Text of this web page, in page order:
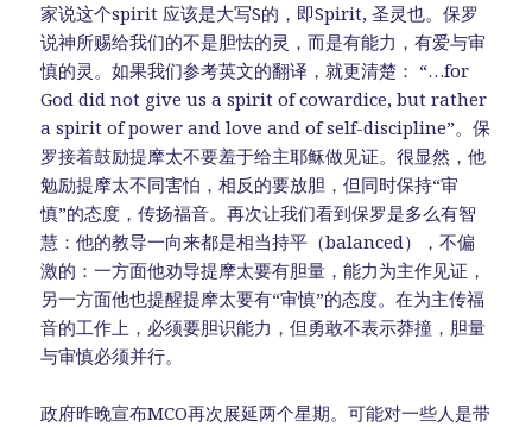
家说这个spirit 应该是大写S的，即Spirit, 圣灵也。保罗
说神所赐给我们的不是胆怯的灵，而是有能力，有爱与审
慎的灵。如果我们参考英文的翻译，就更清楚： “…for
God did not give us a spirit of cowardice, but rather
a spirit of power and love and of self-discipline”。保
罗接着鼓励提摩太不要羞于给主耶稣做见证。很显然，他
勉励提摩太不同害怕，相反的要放胆，但同时保持“审
慎”的态度，传扬福音。再次让我们看到保罗是多么有智
慧：他的教导一向来都是相当持平（balanced），不偏
激的：一方面他劝导提摩太要有胆量，能力为主作见证，
另一方面他也提醒提摩太要有“审慎”的态度。在为主传福
音的工作上，必须要胆识能力，但勇敢不表示莽撞，胆量
与审慎必须并行。
政府昨晚宣布MCO再次展延两个星期。可能对一些人是带